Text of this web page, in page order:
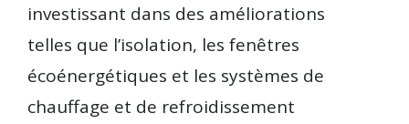
investissant dans des améliorations
telles que l’isolation, les fenêtres
écoénergétiques et les systèmes de
chauffage et de refroidissement